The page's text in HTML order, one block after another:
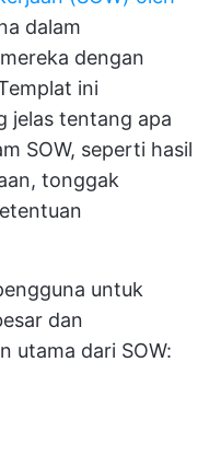
dalam
dengan
ini
jelas tentang apa
SOW, seperti hasil
tonggak
untuk
dan
utama dari SOW: